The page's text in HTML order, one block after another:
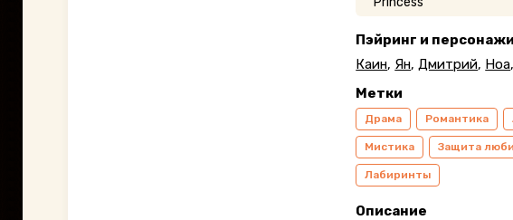
Пэйринг и персонажи
Каин, Ян,Дмитрий, Ноа
Метки
Драма Романтика
Мистика Защита
Лабиринты
Описание